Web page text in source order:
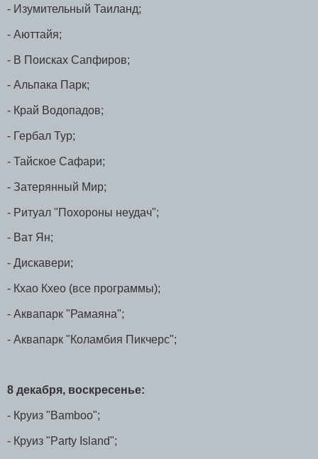
- Изумительный Таиланд;
- Аюттайя;
- В Поисках Сапфиров;
- Альпака Парк;
- Край Водопадов;
- Гербал Тур;
- Тайское Сафари;
- Затерянный Мир;
- Ритуал "Похороны неудач";
- Ват Ян;
- Дискавери;
- Кхао Кхео (все программы);
- Аквапарк "Рамаяна";
- Аквапарк "Коламбия Пикчерс";
8 декабря, воскресенье:
- Круиз "Bamboo";
- Круиз "Party Island";